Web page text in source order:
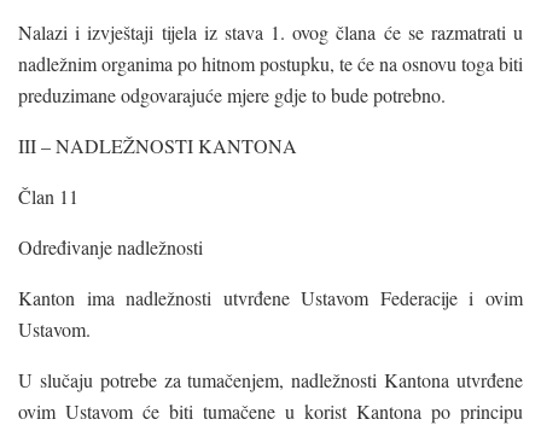
Nalazi i izvještaji tijela iz stava 1. ovog člana će se razmatrati u
nadležnim organima po hitnom postupku, te će na osnovu toga biti
preduzimane odgovarajuće mjere gdje to bude potrebno.
III – NADLEŽNOSTI KANTONA
Član 11
Određivanje nadležnosti
Kanton ima nadležnosti utvrđene Ustavom Federacije i ovim
Ustavom.
U slučaju potrebe za tumačenjem, nadležnosti Kantona utvrđene
ovim Ustavom će biti tumačene u korist Kantona po principu